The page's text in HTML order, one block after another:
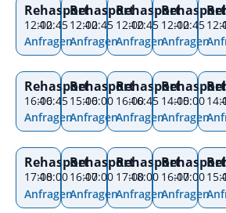
Rehasport
12:00
–12:45
Anfragen
Rehasport
16:00
–16:45
Anfragen
Rehasport
17:00
–18:00
Anfragen
Rehasport
12:00
–12:45
Anfragen
Rehasport
15:00
–16:00
Anfragen
Rehasport
16:00
–17:00
Anfragen
Rehasport
12:00
–12:45
Anfragen
Rehasport
16:00
–16:45
Anfragen
Rehasport
17:00
–18:00
Anfragen
Rehasport
12:00
–12:45
Anfragen
Rehasport
14:00
–15:00
Anfragen
Rehasport
16:00
–17:00
Anfragen
–
–
–